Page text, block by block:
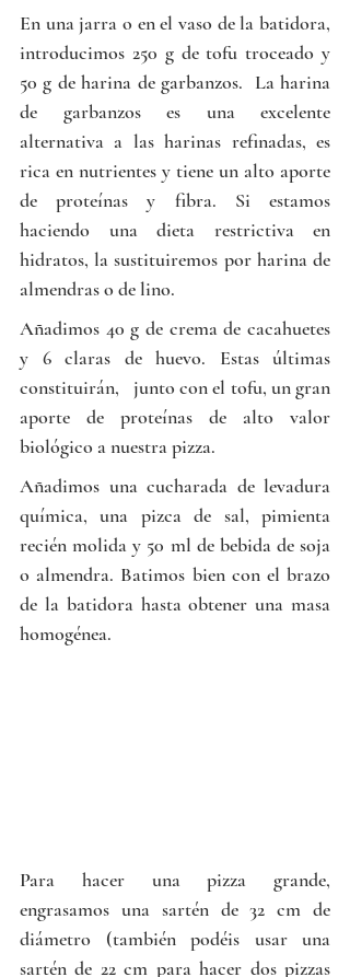
En una jarra o en el vaso de la batidora,
introducimos 250 g de tofu troceado y
50 g de harina de garbanzos.  La harina
de garbanzos es una excelente
alternativa a las harinas refinadas, es
rica en nutrientes y tiene un alto aporte
de proteínas y fibra. Si estamos
haciendo una dieta restrictiva en
hidratos, la sustituiremos por harina de
almendras o de lino.
Añadimos 40 g de crema de cacahuetes
y 6 claras de huevo. Estas últimas
constituirán,   junto con el tofu, un gran
aporte de proteínas de alto valor
biológico a nuestra pizza.
Añadimos una cucharada de levadura
química, una pizca de sal, pimienta
recién molida y 50 ml de bebida de soja
o almendra. Batimos bien con el brazo
de la batidora hasta obtener una masa
homogénea.
Para hacer una pizza grande,
engrasamos una sartén de 32 cm de
diámetro (también podéis usar una
sartén de 22 cm para hacer dos pizzas